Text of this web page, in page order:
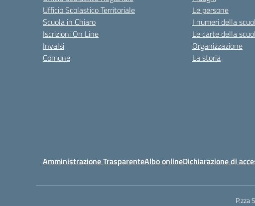
Ufficio Scolastico Territoriale
Scuola in Chiaro
Iscrizioni On Line
Invalsi
Comune
Le persone
I numeri della
Le carte della
Organizzazione
La storia
Amministrazione TrasparenteAlbo onlineDichiarazione di
P.zza